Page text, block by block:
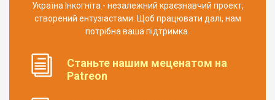
Україна Інкогніта - незалежний краєзнавчий проект,
створений ентузіастами. Щоб працювати далі, нам
потрібна ваша підтримка.
Станьте нашим меценатом на
Patreon